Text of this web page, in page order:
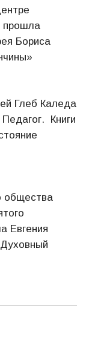
прошла
Бориса
Глеб Каледа
Книги
общества
Евгения